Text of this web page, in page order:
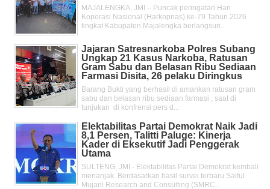
MAJALENGKA, JMI – Puncak peringatan Hari
Koperasi Nasional (Harkopnas) ke-79 Tahun 2026
tingkat Kabupaten Majalengka berlangsun...
Jajaran Satresnarkoba Polres Subang
Ungkap 21 Kasus Narkoba, Ratusan
Gram Sabu dan Belasan Ribu Sediaan
Farmasi Disita, 26 pelaku Diringkus
Barang Bukti yang berhasil di amankan ratusan gram
sabu dan belasan ribu sediaan farmasi , saat di
tunjukan di konfrensi pers d...
Elektabilitas Partai Demokrat Naik Jadi
8,1 Persen, Talitti Paluge: Kinerja
Kader di Eksekutif Jadi Penggerak
Utama
SULTENG, JMI - Elektabilitas Partai Demokrat kembali
menanjak. Berdasarkan hasil survei terbaru Saiful
Mujani Research and Consulting (SMRC...